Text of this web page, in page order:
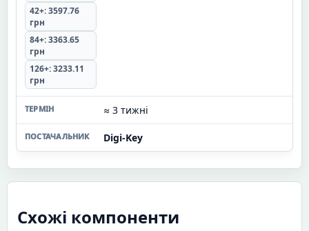
42+: 3597.76
грн
84+: 3363.65
грн
126+: 3233.11
грн
≈ 3 тижні
Digi-Key
Схожі компоненти